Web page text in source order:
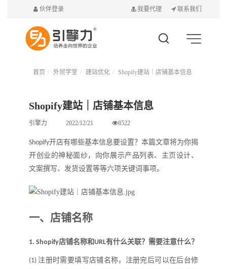
伙伴登录 我要代理 联系我们
首页 外贸学堂 建站优化 Shopify建站｜店铺基本信息
Shopify建站｜店铺基本信息
引擎力 2022/12/21 8522
Shopify开店有哪些基本信息要设置？本篇文章将为你揭
开创业的神秘面纱，向你展示产品列表、主页设计、
文案撰写、发货设置等等六项关键词事项。
一、 店铺名称
1. Shopify店铺名称和URL有什么关联？ 需要注意什么？
(1) 注册时需要填写店铺名称，注册完后可以在后台修